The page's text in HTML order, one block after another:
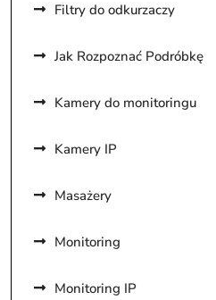
Filtry do odkurzaczy
Jak Rozpoznać Podróbkę
Kamery do monitoringu
Kamery IP
Masażery
Monitoring
Monitoring IP